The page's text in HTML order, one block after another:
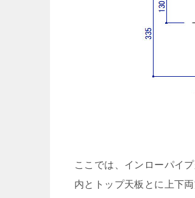
ここでは、インローパイ
内とトップ天板とに上下